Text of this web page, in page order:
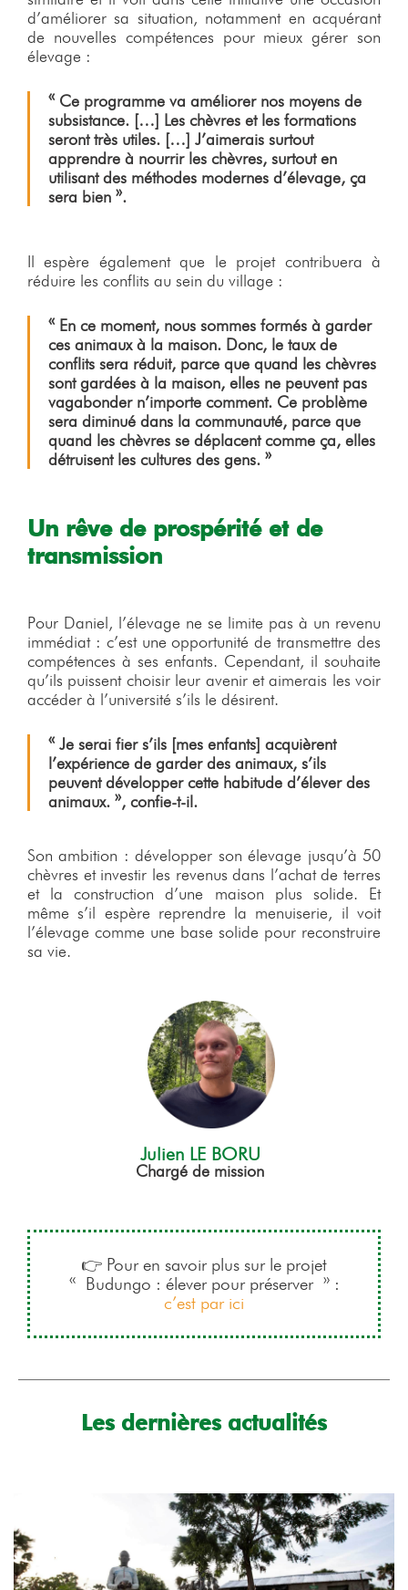
d’améliorer sa situation, notamment en acquérant
de nouvelles compétences pour mieux gérer son
élevage :
« Ce programme va améliorer nos moyens de
subsistance. […] Les chèvres et les formations
seront très utiles. […] J’aimerais surtout
apprendre à nourrir les chèvres, surtout en
utilisant des méthodes modernes d’élevage, ça
sera bien ».
Il espère également que le projet contribuera à
réduire les conflits au sein du village :
« En ce moment, nous sommes formés à garder
ces animaux à la maison. Donc, le taux de
conflits sera réduit, parce que quand les chèvres
sont gardées à la maison, elles ne peuvent pas
vagabonder n’importe comment. Ce problème
sera diminué dans la communauté, parce que
quand les chèvres se déplacent comme ça, elles
détruisent les cultures des gens. »
Un rêve de prospérité et de
transmission
Pour Daniel, l’élevage ne se limite pas à un revenu
immédiat : c’est une opportunité de transmettre des
compétences à ses enfants. Cependant, il souhaite
qu’ils puissent choisir leur avenir et aimerais les voir
accéder à l’université s’ils le désirent.
« Je serai fier s’ils [mes enfants] acquièrent
l’expérience de garder des animaux, s’ils
peuvent développer cette habitude d’élever des
animaux. », confie-t-il.
Son ambition : développer son élevage jusqu’à 50
chèvres et investir les revenus dans l’achat de terres
et la construction d’une maison plus solide. Et
même s’il espère reprendre la menuiserie, il voit
l’élevage comme une base solide pour reconstruire
sa vie.
Julien LE BORU
Chargé de mission
👉 Pour en savoir plus sur le projet
« Budungo : élever pour préserver » :
c’est par ici
Les dernières actualités